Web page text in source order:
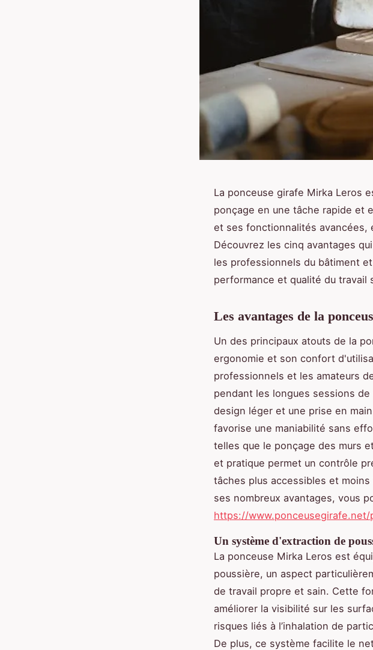
La ponceuse girafe Mirka Leros
ponçage en une tâche rapide et
et ses fonctionnalités
Découvrez les cinq avantages
les professionnels du bâtiment
performance et qualité du travail
Les avantages de la
Un des principaux atouts de la
ergonomie et son confort
professionnels et les amateurs
pendant les longues sessions
design léger et une prise en
favorise une maniabilité sans
telles que le ponçage des murs
et pratique permet un contrôle
tâches plus accessibles et
ses nombreux avantages, vous
https://
Un système d'extraction de
La ponceuse Mirka Leros est
poussière, un aspect
de travail propre et sain. Cette
améliorer la visibilité sur les
risques liés à l’inhalation de
De plus, ce système facilite le